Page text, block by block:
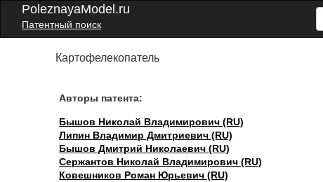
PoleznayaModel.ru
Патентный поиск
Картофелекопатель
Авторы патента:
Бышов Николай Владимирович (RU)
Липин Владимир Дмитриевич (RU)
Бышов Дмитрий Николаевич (RU)
Сержантов Николай Владимирович (RU)
Ковешников Роман Юрьевич (RU)